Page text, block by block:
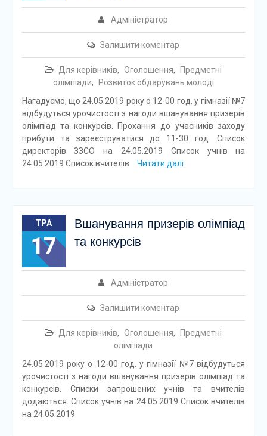
Адміністратор
Залишити коментар
Для керівників, Оголошення,
Предметні
олімпіади,
Розвиток обдарувань молоді
Нагадуємо, що 24.05.2019 року о 12-00 год. у гімназії №7
відбудуться урочистості з нагоди вшанування призерів
олімпіад та конкурсів. Прохання до учасників заходу
прибути та зареєструватися до 11-30 год. Список
директорів ЗЗСО на 24.05.2019 Список учнів на
24.05.2019 Список вчителів
Читати далі
ТРА
17
Вшанування призерів олімпіад
та конкурсів
Адміністратор
Залишити коментар
Для керівників, Оголошення,
Предметні
олімпіади
24.05.2019 року о 12-00 год. у гімназії №7 відбудуться
урочистості з нагоди вшанування призерів олімпіад та
конкурсів. Списки запрошених учнів та вчителів
додаються. Список учнів на 24.05.2019 Список вчителів
на 24.05.2019